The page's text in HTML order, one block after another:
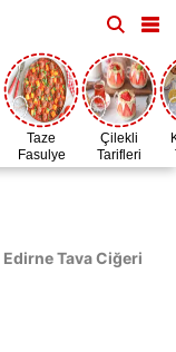
Taze
Fasulye
Zamanı
Çilekli
Tarifleri
Edirne Tava Ciğeri